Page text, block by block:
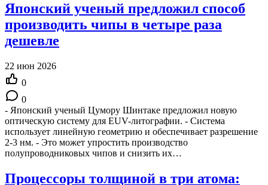
Японский ученый предложил способ
производить чипы в четыре раза
дешевле
22 июн 2026
0
0
- Японский ученый Цумору Шинтаке предложил новую
оптическую систему для EUV-литографии. - Система
использует линейную геометрию и обеспечивает разрешение
2-3 нм. - Это может упростить производство
полупроводниковых чипов и снизить их…
Процессоры толщиной в три атома: